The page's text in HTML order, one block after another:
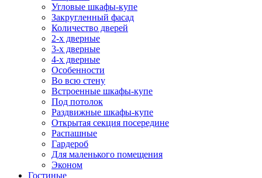
Угловые шкафы-купе
Закругленный фасад
Количество дверей
2-х дверные
3-х дверные
4-х дверные
Особенности
Во всю стену
Встроенные шкафы-купе
Под потолок
Раздвижные шкафы-купе
Открытая секция посередине
Распашные
Гардероб
Для маленького помещения
Эконом
Гостиные